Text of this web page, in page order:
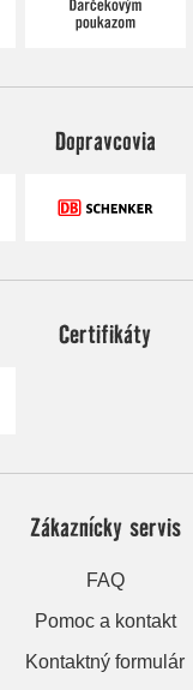
Dopravcovia
Certifikáty
Zákaznícky servis
FAQ
Pomoc a kontakt
Kontaktný formulár